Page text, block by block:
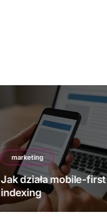
marketing
Jak działa mobile-first
indexing